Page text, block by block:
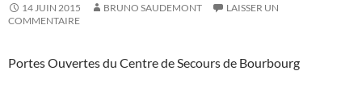
14 JUIN 2015 BRUNO SAUDEMONT
LAISSER UN
COMMENTAIRE
Portes Ouvertes du Centre de Secours de Bourbourg